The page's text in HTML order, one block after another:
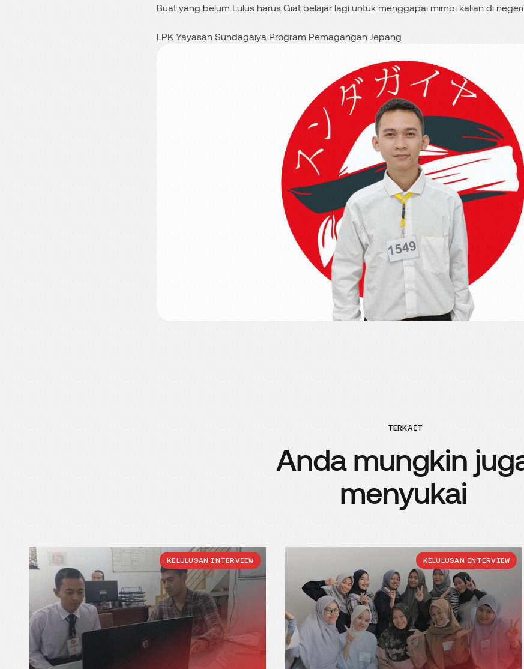
Buat yang belum Lulus harus Giat belajar lagi untuk menggapai mimpi kalian di negeri
LPK Yayasan Sundagaiya Program Pemagangan Jepang
TERKAIT
Anda mungkin
menyukai
KELULUSAN INTERVIEW KELULUSAN INTERVIEW